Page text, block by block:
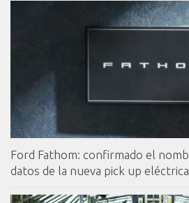
Ford Fathom: confirmado el
datos de la nueva pick up